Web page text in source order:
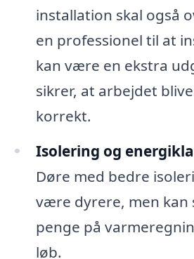
installation skal også
en professionel til at
kan være en ekstra
sikrer, at arbejdet
korrekt.
Isolering og
Døre med bedre
være dyrere, men kan
penge på
løb.